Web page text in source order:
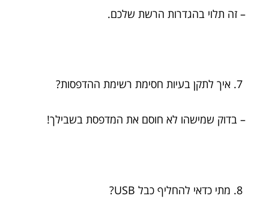
– זה תלוי בהגדרות הרשת שלכם.
איך לתקן בעיות חסימת רשימת ההדפסות?
– בדוק שמישהו לא חוסם את המדפסת בשבילך!
מתי כדאי להחליף כבל USB?